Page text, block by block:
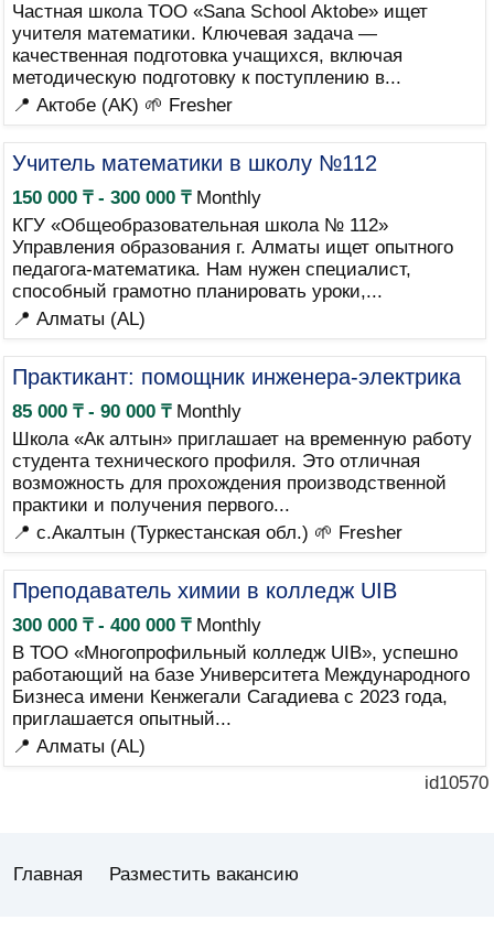
Частная школа TOO «Sana School Aktobe» ищет
учителя математики. Ключевая задача —
качественная подготовка учащихся, включая
методическую подготовку к поступлению в...
📍 Актобе (AK) 🌱 Fresher
Учитель математики в школу №112
150 000 ₸ - 300 000 ₸Monthly
КГУ «Общеобразовательная школа № 112»
Управления образования г. Алматы ищет опытного
педагога-математика. Нам нужен специалист,
способный грамотно планировать уроки,...
📍 Алматы (AL)
Практикант: помощник инженера-электрика
85 000 ₸ - 90 000 ₸Monthly
Школа «Ак алтын» приглашает на временную работу
студента технического профиля. Это отличная
возможность для прохождения производственной
практики и получения первого...
📍 с.Акалтын (Туркестанская обл.) 🌱 Fresher
Преподаватель химии в колледж UIB
300 000 ₸ - 400 000 ₸Monthly
В ТОО «Многопрофильный колледж UIB», успешно
работающий на базе Университета Международного
Бизнеса имени Кенжегали Сагадиева с 2023 года,
приглашается опытный...
📍 Алматы (AL)
id10570
Главная Разместить вакансию